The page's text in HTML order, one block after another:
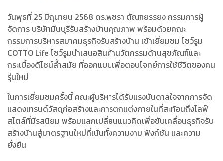
วันพุธที่ 25 มิถุนายน 2568 ดร.พชรา ตัณฑยรรยง กรรมการผู้
จัดการ บริษัทมีนบุรีรับสร้างบ้านคุณภาพ พร้อมด้วยคณะ
กรรมการบริหารสมาคมธุรกิจรับสร้างบ้าน เข้าเยี่ยมชม โชว์รูม
COTTO Life โชว์รูมนำเสนอสินค้านวัตกรรมด้านสุขภัณฑ์และ
กระเบื้องดีไซน์ล้ำสมัย ที่ออกแบบเพื่อตอบโจทย์การใช้ชีวิตของคน
รุ่นใหม่
ในการเยี่ยมชมครั้งนี้ คณะผู้บริหารได้รับแรงบันดาลใจจากการจัด
แสดงเทรนด์วัสดุก่อสร้างและการตกแต่งภายในที่สะท้อนถึงไลฟ์
สไตล์ที่มีรสนิยม พร้อมแลกเปลี่ยนแนวคิดเพื่อขับเคลื่อนธุรกิจรับ
สร้างบ้านสู่มาตรฐานใหม่ที่เน้นทั้งความงาม ฟังก์ชัน และความ
ยั่งยืน